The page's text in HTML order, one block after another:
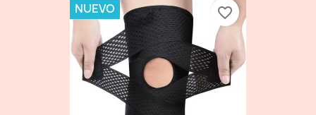
NUEVO favorite_border